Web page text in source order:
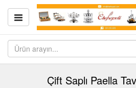
Çift Saplı Paella